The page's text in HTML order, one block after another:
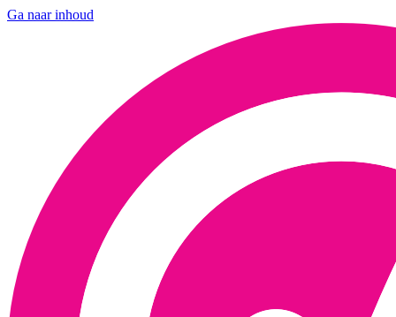
Ga naar inhoud